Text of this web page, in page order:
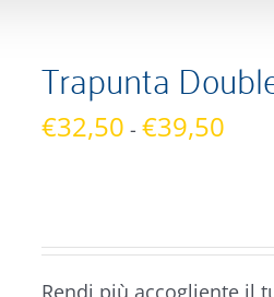
Trapunta
€32,50 - €39,50
Rendi più accogliente il